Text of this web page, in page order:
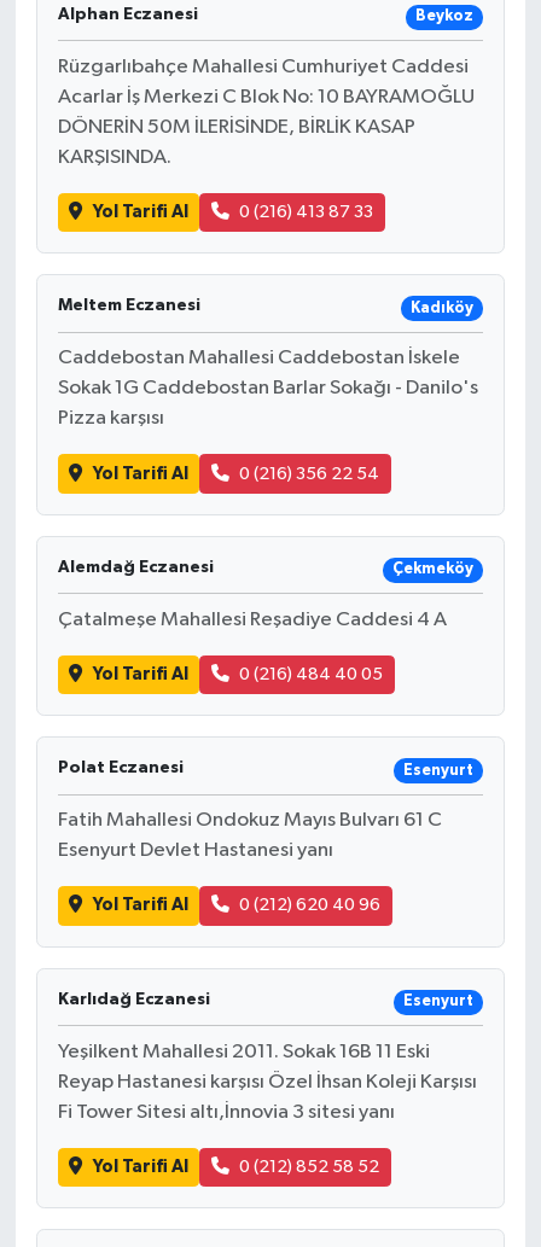
Alphan Eczanesi Beykoz
Rüzgarlıbahçe Mahallesi Cumhuriyet Caddesi
Acarlar İş Merkezi C Blok No: 10 BAYRAMOĞLU
DÖNERİN 50M İLERİSİNDE, BİRLİK KASAP
KARŞISINDA.
Yol Tarifi Al 0 (216) 413 87 33
Meltem Eczanesi Kadıköy
Caddebostan Mahallesi Caddebostan İskele
Sokak 1G Caddebostan Barlar Sokağı - Danilo's
Pizza karşısı
Yol Tarifi Al 0 (216) 356 22 54
Alemdağ Eczanesi Çekmeköy
Çatalmeşe Mahallesi Reşadiye Caddesi 4 A
Yol Tarifi Al 0 (216) 484 40 05
Polat Eczanesi Esenyurt
Fatih Mahallesi Ondokuz Mayıs Bulvarı 61 C
Esenyurt Devlet Hastanesi yanı
Yol Tarifi Al 0 (212) 620 40 96
Karlıdağ Eczanesi Esenyurt
Yeşilkent Mahallesi 2011. Sokak 16B 11 Eski
Reyap Hastanesi karşısı Özel İhsan Koleji Karşısı
Fi Tower Sitesi altı,İnnovia 3 sitesi yanı
Yol Tarifi Al 0 (212) 852 58 52